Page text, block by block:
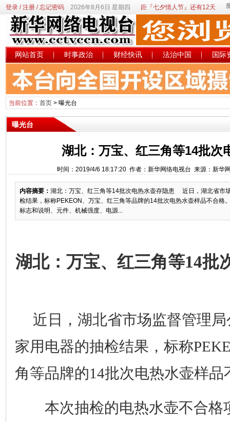
登录/注册/忘记密码 2026年8月6日 星期四 距『七夕情人节』还有12天
网站首页 时事政治 财经快讯 法治中国 国际
当前位置： 首页> 曝光台
曝光台
湖北：万宝、红三角等14批次
时间：2019/4/6 18:17:20 作者：新华网络电视台 来源：新华
内容摘要： 湖北：万宝、红三角等14批次电热水壶存隐患 近日，湖北省市
检结果，标称PEKEON、万宝、红三角等品牌的14批次电热水壶样品不合
标志和说明、元件、机械强度、电源...
湖北：万宝、红三角等14批
近日，湖北省市场监督管理
家用电器的抽检结果，标称
角等品牌的14批次电热水壶样品
本次抽检的电热水壶不合格